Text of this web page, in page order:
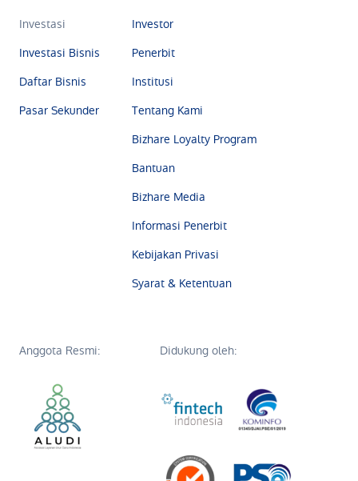
Investasi
Investasi Bisnis
Daftar Bisnis
Pasar Sekunder
Investor
Penerbit
Institusi
Tentang Kami
Bizhare Loyalty Program
Bantuan
Bizhare Media
Informasi Penerbit
Kebijakan Privasi
Syarat & Ketentuan
Anggota Resmi: Didukung oleh: